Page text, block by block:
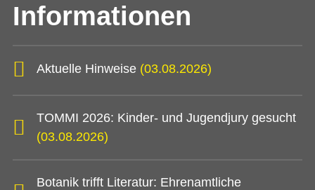
Informationen
Aktuelle Hinweise (03.08.2026)
TOMMI 2026: Kinder- und Jugendjury gesucht
(03.08.2026)
Botanik trifft Literatur: Ehrenamtliche